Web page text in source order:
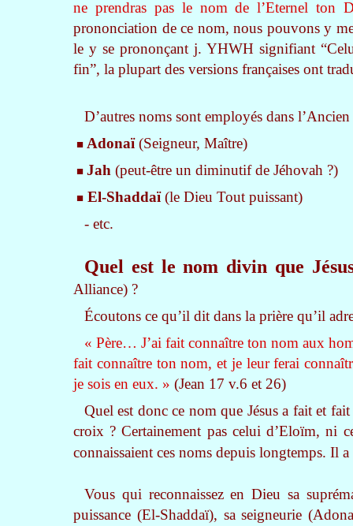
ne prendras pas le nom de l’Eternel
prononciation de ce nom, nous pouvons y
le y se prononçant j. YHWH signifiant
fin”, la plupart des versions françaises ont
D’autres noms sont employés dans
■ Adonaï(Seigneur, Maître)
■ Jah (peut-être un diminutif de Jéhovah ?)
■ El-Shaddaï(le Dieu Tout puissant)
- etc.
Quel est le nom divin que
Alliance) ?
Écoutons ce qu’il dit dans la prière qu’il
« Père… J’ai fait connaître ton nom aux
fait connaître ton nom, et je leur ferai
je sois en eux. » (Jean 17 v.6 et 26)
Quel est donc ce nom que Jésus a fait et
croix ? Certainement pas celui d’Eloïm, ni
connaissaient ces noms depuis longtemps. Il
Vous qui reconnaissez en Dieu sa
puissance (El-Shaddaï), sa seigneurie